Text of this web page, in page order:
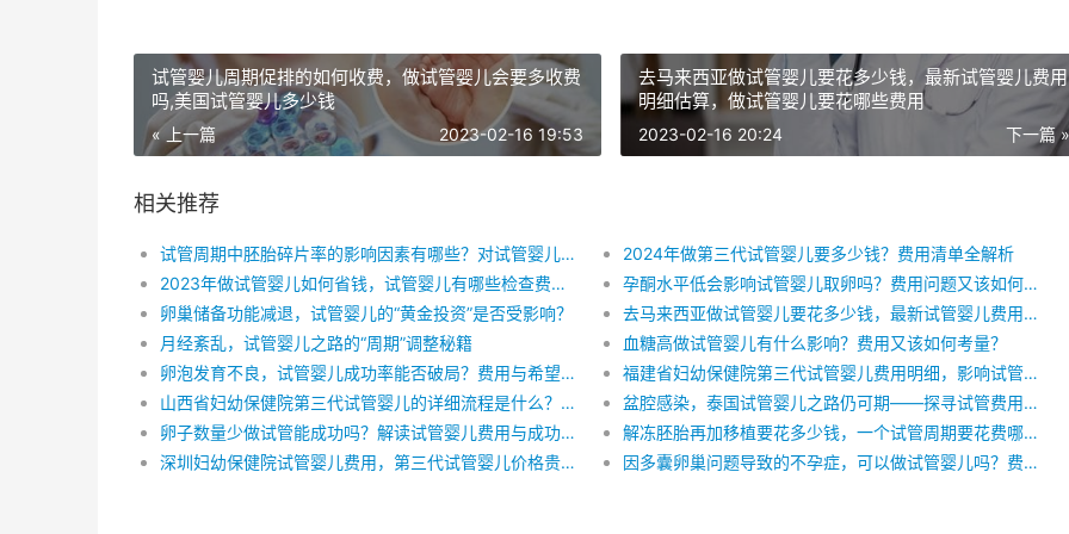
试管婴儿周期促排的如何收费，做试管婴儿会要多收费
吗,美国试管婴儿多少钱
« 上一篇 2023-02-16 19:53
去马来西亚做试管婴儿要花多少钱，最新试管婴儿费用
明细估算，做试管婴儿要花哪些费用
下一篇 »
2023-02-16 20:24
相关推荐
试管周期中胚胎碎片率的影响因素有哪些？对试管婴儿的费用有影响吗？
2024年做第三代试管婴儿要多少钱？费用清单全解析
2023年做试管婴儿如何省钱，试管婴儿有哪些检查费用，影响试管婴儿价格的因素
孕酮水平低会影响试管婴儿取卵吗？费用问题又该如何看待？
卵巢储备功能减退，试管婴儿的“黄金投资”是否受影响？
去马来西亚做试管婴儿要花多少钱，最新试管婴儿费用明细估算，做试管婴儿要花哪些费用
月经紊乱，试管婴儿之路的“周期”调整秘籍
血糖高做试管婴儿有什么影响？费用又该如何考量？
卵泡发育不良，试管婴儿成功率能否破局？费用与希望并存
福建省妇幼保健院第三代试管婴儿费用明细，影响试管婴儿费用的因素有哪些？
山西省妇幼保健院第三代试管婴儿的详细流程是什么？费用是多少？
盆腔感染，泰国试管婴儿之路仍可期——探寻试管费用与生育希望
卵子数量少做试管能成功吗？解读试管婴儿费用与成功率的奥秘
解冻胚胎再加移植要花多少钱，一个试管周期要花费哪些费用， 影响试管婴儿价格的因素
深圳妇幼保健院试管婴儿费用，第三代试管婴儿价格贵不贵，试管婴儿治疗的费用明细
因多囊卵巢问题导致的不孕症，可以做试管婴儿吗？费用问题如何考量？